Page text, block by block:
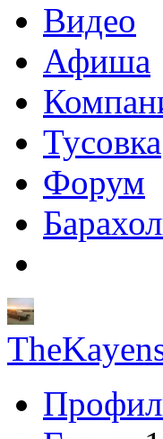
Видео
Афиша
Тусовка
Форум